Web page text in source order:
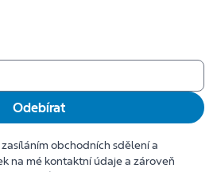
Odebírat
obchodních sdělení a
na mé kontaktní údaje a zároveň